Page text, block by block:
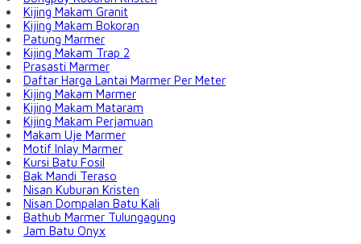
Kijing Makam Granit
Kijing Makam Bokoran
Patung Marmer
Kijing Makam Trap 2
Prasasti Marmer
Daftar Harga Lantai Marmer Per Meter
Kijing Makam Marmer
Kijing Makam Mataram
Kijing Makam Perjamuan
Makam Uje Marmer
Motif Inlay Marmer
Kursi Batu Fosil
Bak Mandi Teraso
Nisan Kuburan Kristen
Nisan Dompalan Batu Kali
Bathub Marmer Tulungagung
Jam Batu Onyx